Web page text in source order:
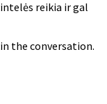
reikia ir gal
the conversation.